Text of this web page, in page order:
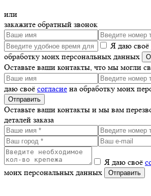
или
закажите обратный звонок
Я даю своё
обработку моих персональных данных
Оставьте ваши контакты, что мы могли
даю своё согласие на обработку моих
Оставьте ваши контакты и мы вам
деталей заказа
Я даю своё
моих персональных данных